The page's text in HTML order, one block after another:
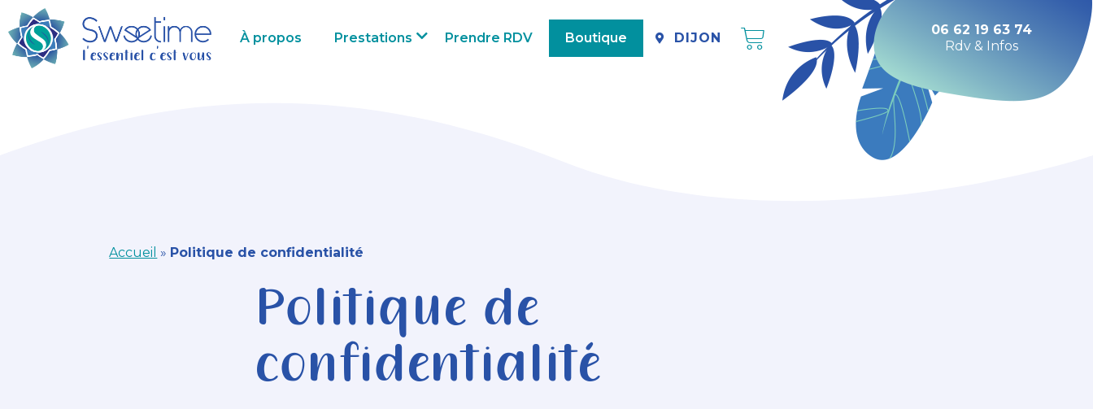
À propos Prestations Prendre RDV Boutique DIJON
06 62 19 63 74
Rdv & Infos
Accueil » Politique de confidentialité
Politique de
confidentialité